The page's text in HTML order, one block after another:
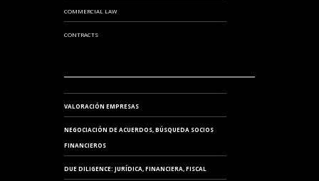
COMMERCIAL LAW
CONTRACTS
VALORACIÓN EMPRESAS
NEGOCIACIÓN DE ACUERDOS, BÚSQUEDA SOCIOS
FINANCIEROS
DUE DILIGENCE: JURÍDICA, FINANCIERA, FISCAL